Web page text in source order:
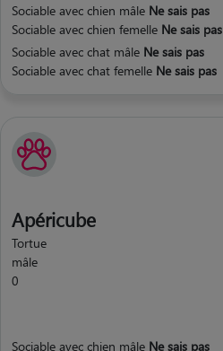
Sociable avec chien mâle Ne sais pas
Sociable avec chien femelle Ne sais pas
Sociable avec chat mâle Ne sais pas
Sociable avec chat femelle Ne sais pas
Apéricube
Tortue
mâle
0
Sociable avec chien mâle Ne sais pas